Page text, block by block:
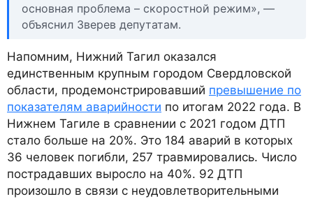
основная проблема – скоростной режим», —
объяснил Зверев депутатам.
Напомним, Нижний Тагил оказался
единственным крупным городом Свердловской
области, продемонстрировавший превышение по
показателям аварийности по итогам 2022 года. В
Нижнем Тагиле в сравнении с 2021 годом ДТП
стало больше на 20%. Это 184 аварий в которых
36 человек погибли, 257 травмировались. Число
пострадавших выросло на 40%. 92 ДТП
произошло в связи с неудовлетворительными